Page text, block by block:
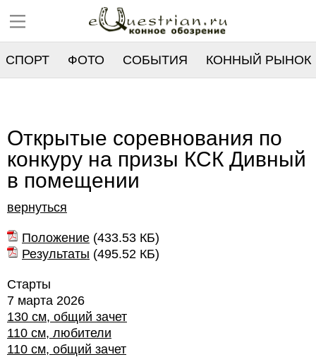
СПОРТ ФОТО СОБЫТИЯ КОННЫЙ РЫНОК
Открытые соревнования по
конкуру на призы КСК Дивный
в помещении
вернуться
Положение (433.53 КБ)
Результаты (495.52 КБ)
Старты
7 марта 2026
130 см, общий зачет
110 см, любители
110 см, общий зачет